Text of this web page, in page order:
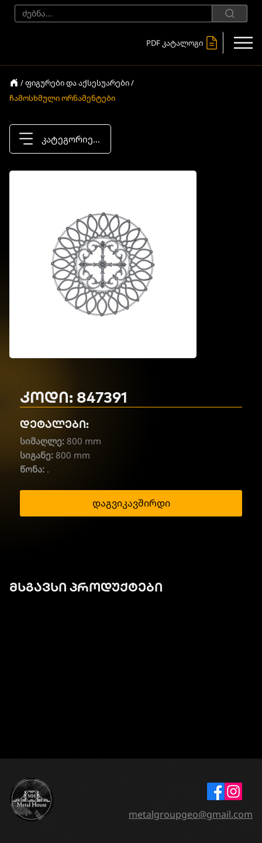
PDF კატალოგი
/ ფიგურები და აქსესუარები /
ჩამოსხმული ორნამენტები
კატეგორიები
კოდი: 847391
დეტალები:
სიმაღლე: 800 mm
სიგანე: 800 mm
წონა: .
დაგვიკავშირდი
მსგავსი პროდუქტები
metalgroupgeo@gmail.com